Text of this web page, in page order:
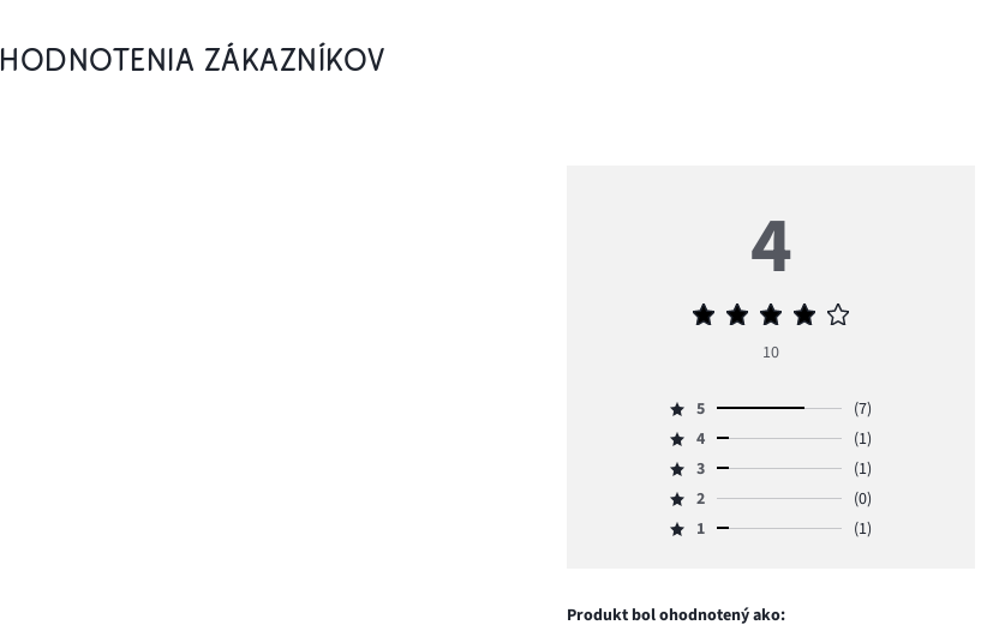
HODNOTENIA ZÁKAZNÍKOV
4
Priemerné
4
10
Hodnotenie
5,
počet
hlasov
5
(7)
Hodnotenie
4,
počet
hlasov
4
(1)
Hodnotenie
3,
počet
3
(1)
Hodnotenie
2,
0.
2
(0)
Hodnotenie
hlasov
1 (1)
Produkt bol ohodnotený ako: